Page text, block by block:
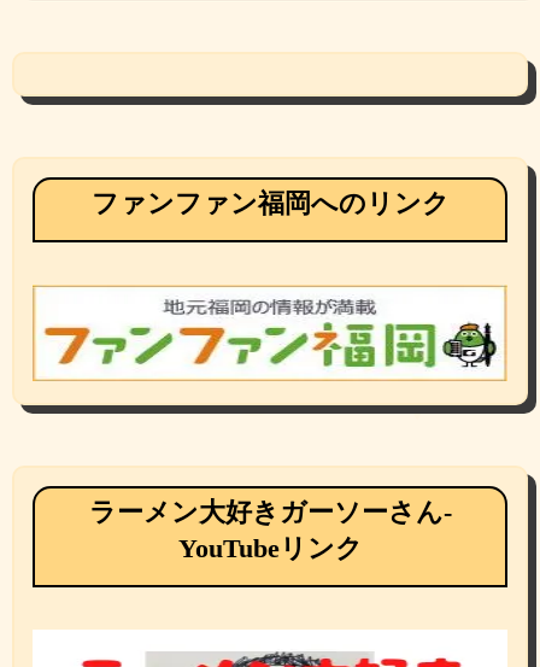
ファンファン福岡へのリンク
ラーメン大好きガーソーさん-
YouTubeリンク